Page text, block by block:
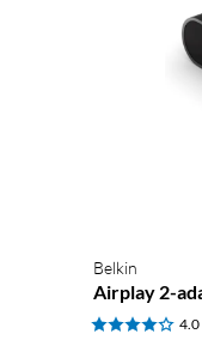
Belkin
Airplay 2-
4.0